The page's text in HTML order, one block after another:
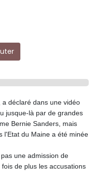
déclaré dans une vidéo
jusque-là par de grandes
Bernie Sanders, mais
l'Etat du Maine a été minée
une admission de
de plus les accusations